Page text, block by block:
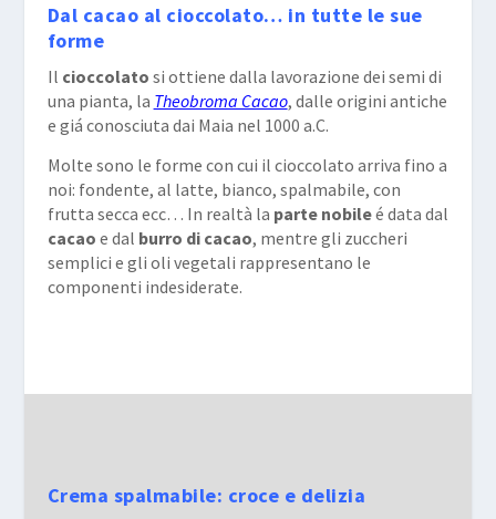
Dal cacao al cioccolato… in tutte le sue
forme
Il cioccolato si ottiene dalla lavorazione dei semi di
una pianta, la Theobroma Cacao, dalle origini antiche
e giá conosciuta dai Maia nel 1000 a.C.
Molte sono le forme con cui il cioccolato arriva fino a
noi: fondente, al latte, bianco, spalmabile, con
frutta secca ecc… In realtà la parte nobileé data dal
cacao e dal burro di cacao, mentre gli zuccheri
semplici e gli oli vegetali rappresentano le
componenti indesiderate.
Crema spalmabile: croce e delizia